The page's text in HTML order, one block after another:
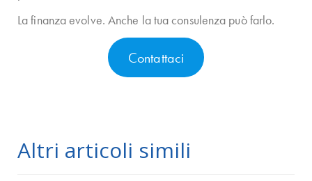
La finanza evolve. Anche la tua consulenza può farlo.
Contattaci
Altri articoli simili